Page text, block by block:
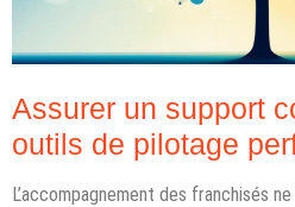
Assurer un support
outils de pilotage
L’accompagnement des franchisés